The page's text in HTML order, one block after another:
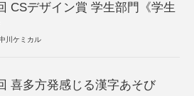
CSデザイン賞 学生部門《学生
川ケミカル
喜多方発感じる漢字あそび